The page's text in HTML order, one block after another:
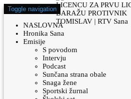
Toggle navigation
NASLOVNA
Hronika Sana
Emisije
S povodom
Intervju
Podcast
Sunčana strana obale
Snaga žene
Sportski žurnal